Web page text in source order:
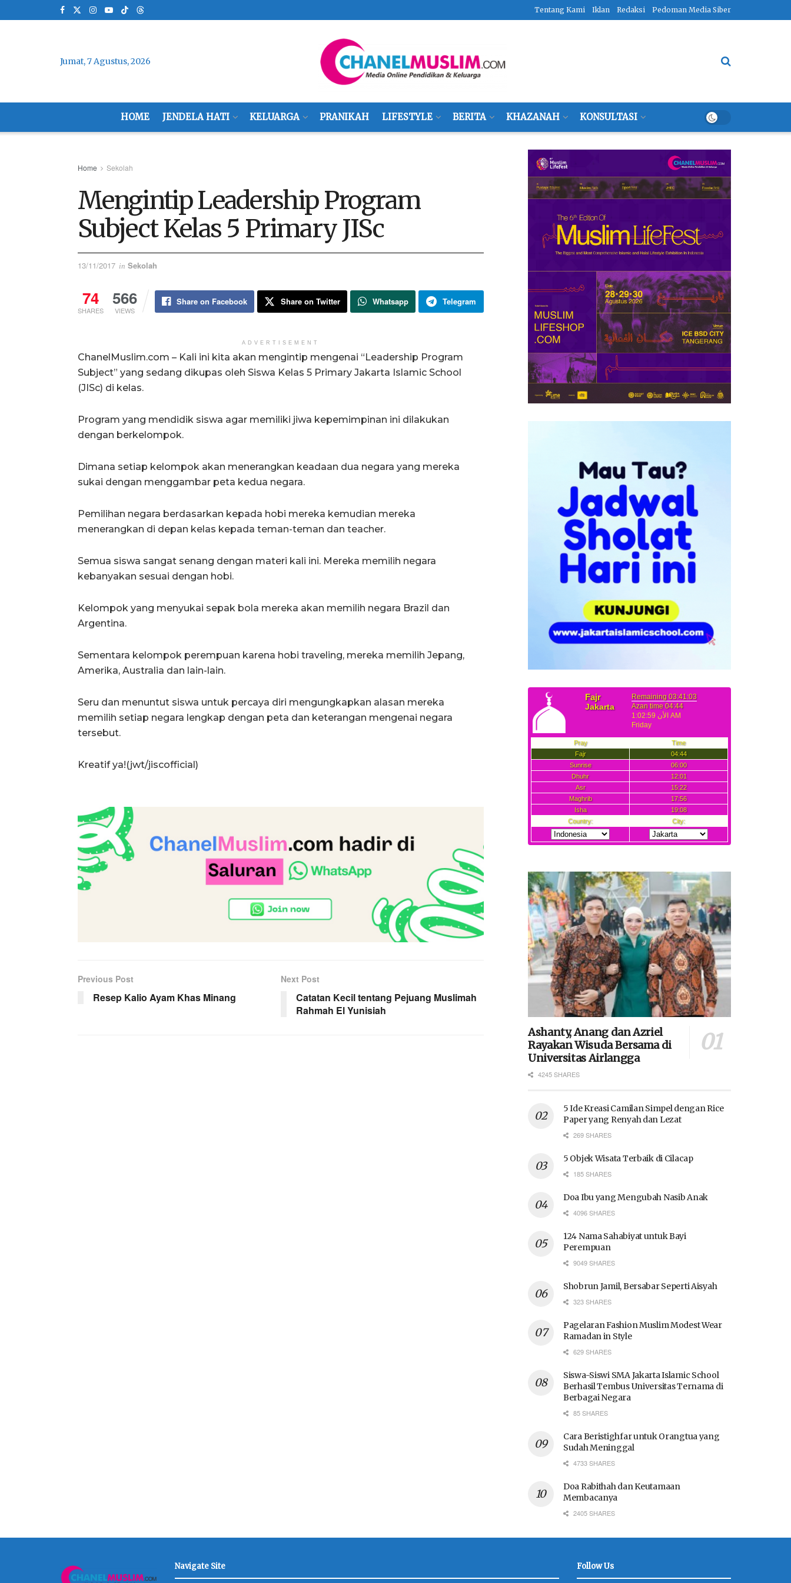
Tentang Kami Iklan Redaksi Pedoman Media Siber
Jumat, 7 Agustus, 2026
HOME JENDELA HATI KELUARGA PRANIKAH LIFESTYLE BERITA KHAZANAH KONSULTASI
Home Sekolah
Mengintip Leadership Program
Subject Kelas 5 Primary JISc
13/11/2017 in Sekolah
74
SHARES
566
VIEWS
Share on Facebook Share on Twitter Whatsapp Telegram
ADVERTISEMENT
ChanelMuslim.com – Kali ini kita akan mengintip mengenai “Leadership Program
Subject” yang sedang dikupas oleh Siswa Kelas 5 Primary Jakarta Islamic School
(JISc) di kelas.
Program yang mendidik siswa agar memiliki jiwa kepemimpinan ini dilakukan
dengan berkelompok.
Dimana setiap kelompok akan menerangkan keadaan dua negara yang mereka
sukai dengan menggambar peta kedua negara.
Pemilihan negara berdasarkan kepada hobi mereka kemudian mereka
menerangkan di depan kelas kepada teman-teman dan teacher.
Semua siswa sangat senang dengan materi kali ini. Mereka memilih negara
kebanyakan sesuai dengan hobi.
Kelompok yang menyukai sepak bola mereka akan memilih negara Brazil dan
Argentina.
Sementara kelompok perempuan karena hobi traveling, mereka memilih Jepang,
Amerika, Australia dan lain-lain.
Seru dan menuntut siswa untuk percaya diri mengungkapkan alasan mereka
memilih setiap negara lengkap dengan peta dan keterangan mengenai negara
tersebut.
Kreatif ya!(jwt/jiscofficial)
Previous Post
Resep Kalio Ayam Khas Minang
Next Post
Catatan Kecil tentang Pejuang Muslimah
Rahmah El Yunisiah
Ashanty, Anang dan Azriel
Rayakan Wisuda Bersama di
Universitas Airlangga
4245 SHARES
5 Ide Kreasi Camilan Simpel dengan Rice
Paper yang Renyah dan Lezat
269 SHARES
5 Objek Wisata Terbaik di Cilacap
185 SHARES
Doa Ibu yang Mengubah Nasib Anak
4096 SHARES
124 Nama Sahabiyat untuk Bayi
Perempuan
9049 SHARES
Shobrun Jamil, Bersabar Seperti Aisyah
323 SHARES
Pagelaran Fashion Muslim Modest Wear
Ramadan in Style
629 SHARES
Siswa-Siswi SMA Jakarta Islamic School
Berhasil Tembus Universitas Ternama di
Berbagai Negara
85 SHARES
Cara Beristighfar untuk Orangtua yang
Sudah Meninggal
4733 SHARES
Doa Rabithah dan Keutamaan
Membacanya
2405 SHARES
Navigate Site Follow Us